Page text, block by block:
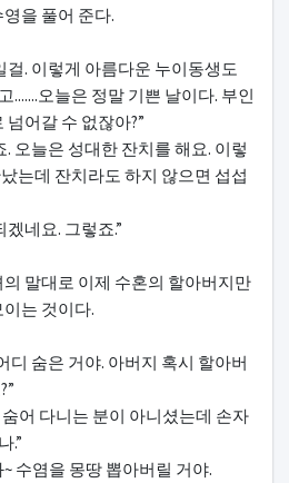
을 풀어 준다.
걸. 이렇게 아름다운 누이동생도
.......오늘은 정말 기쁜 날이다. 부인
어갈 수 없잖아?”
오늘은 성대한 잔치를 해요. 이렇
는데 잔치라도 하지 않으면 섭섭
네요. 그렇죠.”
말대로 이제 수혼의 할아버지만
는 것이다.
디 숨은 거야. 아버지 혹시 할아버
어 다니는 분이 아니셨는데 손자
.”
수염을 몽땅 뽑아버릴 거야.